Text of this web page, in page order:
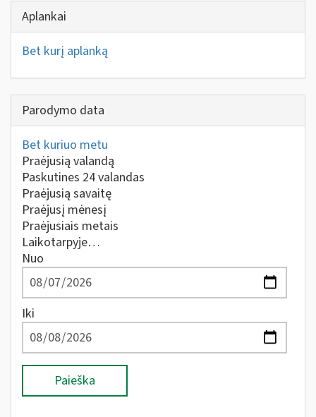
Aplankai
Bet kurį aplanką
Parodymo data
Bet kuriuo metu
Praėjusią valandą
Paskutines 24 valandas
Praėjusią savaitę
Praėjusį mėnesį
Praėjusiais metais
Laikotarpyje…
Nuo
Iki
Paieška